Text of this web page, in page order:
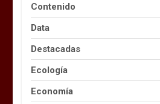
Contenido
Data
Destacadas
Ecología
Economía